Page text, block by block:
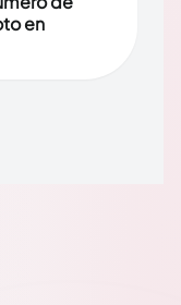
en